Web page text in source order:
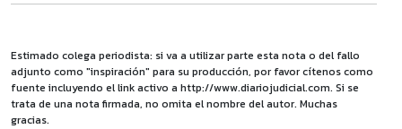
Estimado colega periodista: si va a utilizar parte esta nota o del fallo
adjunto como "inspiración" para su producción, por favor cítenos como
fuente incluyendo el link activo a http://www.diariojudicial.com. Si se
trata de una nota firmada, no omita el nombre del autor. Muchas
gracias.